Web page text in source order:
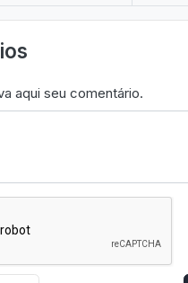
aqui seu comentário.